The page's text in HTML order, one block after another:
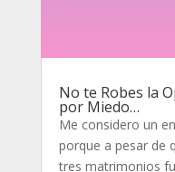
No te Robes la
por Miedo…
Me considero un
porque a pesar de
tres matrimonios